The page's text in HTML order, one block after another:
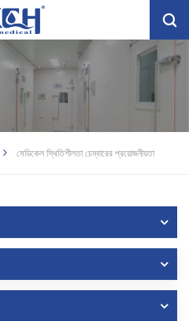
মেডিকেল স্থিতিশীলতা চেম্বারের প্রয়োজনীয়তা